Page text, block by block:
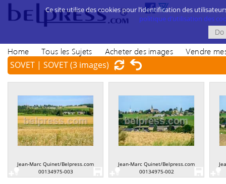
Home Tous les Sujets Acheter des images Vendre
SOVET | SOVET(3 images)
Jean-Marc Quinet/Belpress.com
00134975-003
Jean-Marc Quinet/Belpress.com
00134975-002
Ce site utilise des cookies pour l’identification des
politique d’utilisation des